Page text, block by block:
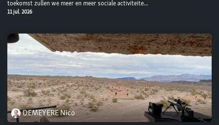
toekomst zullen we meer en meer sociale activiteite...
11 jul. 2026
DEMEYERE Nico